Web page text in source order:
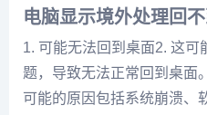
电脑显示境外处理回
1. 可能无法回到桌面2. 这可
题，导致无法正常回到桌面。
可能的原因包括系统崩溃、